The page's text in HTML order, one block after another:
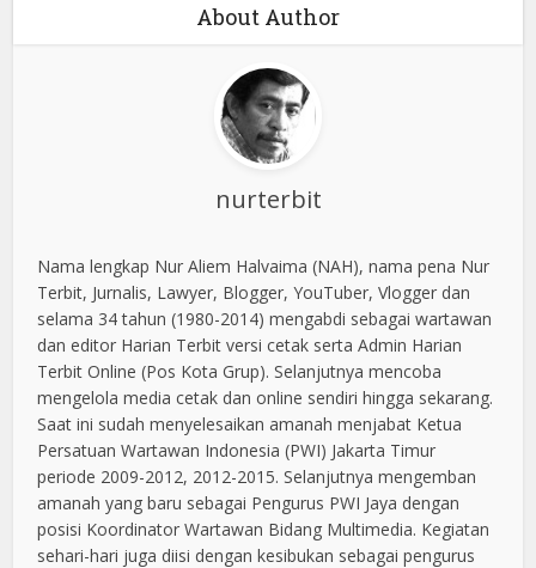
About Author
nurterbit
Nama lengkap Nur Aliem Halvaima (NAH), nama pena Nur
Terbit, Jurnalis, Lawyer, Blogger, YouTuber, Vlogger dan
selama 34 tahun (1980-2014) mengabdi sebagai wartawan
dan editor Harian Terbit versi cetak serta Admin Harian
Terbit Online (Pos Kota Grup). Selanjutnya mencoba
mengelola media cetak dan online sendiri hingga sekarang.
Saat ini sudah menyelesaikan amanah menjabat Ketua
Persatuan Wartawan Indonesia (PWI) Jakarta Timur
periode 2009-2012, 2012-2015. Selanjutnya mengemban
amanah yang baru sebagai Pengurus PWI Jaya dengan
posisi Koordinator Wartawan Bidang Multimedia. Kegiatan
sehari-hari juga diisi dengan kesibukan sebagai pengurus